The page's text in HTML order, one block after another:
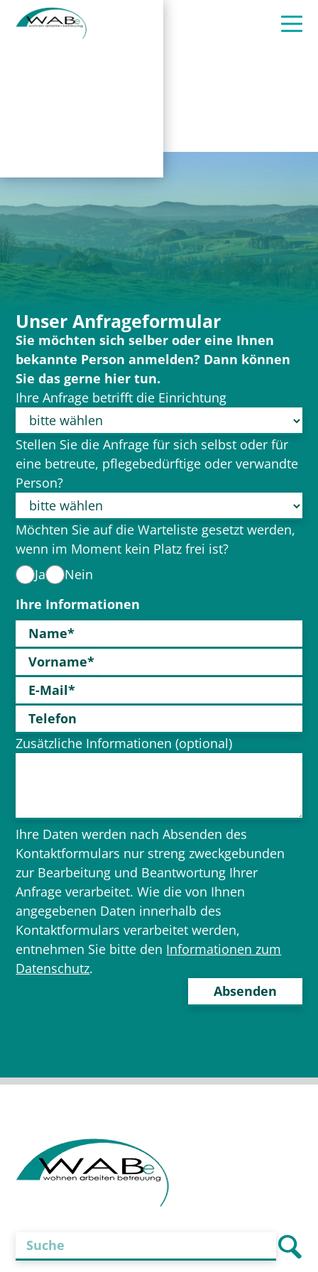
Unser Anfrageformular
Sie möchten sich selber oder eine Ihnen
bekannte Person anmelden? Dann können
Sie das gerne hier tun.
Ihre Anfrage betrifft die Einrichtung
Stellen Sie die Anfrage für sich selbst oder für
eine betreute, pflegebedürftige oder verwandte
Person?
Möchten Sie auf die Warteliste gesetzt werden,
wenn im Moment kein Platz frei ist?
Ja
Nein
Ihre Informationen
Name*
Vorname*
E-Mail*
Telefon
Zusätzliche Informationen (optional)
Ihre Daten werden nach Absenden des
Kontaktformulars nur streng zweckgebunden
zur Bearbeitung und Beantwortung Ihrer
Anfrage verarbeitet. Wie die von Ihnen
angegebenen Daten innerhalb des
Kontaktformulars verarbeitet werden,
entnehmen Sie bitte den Informationen zum
Datenschutz.